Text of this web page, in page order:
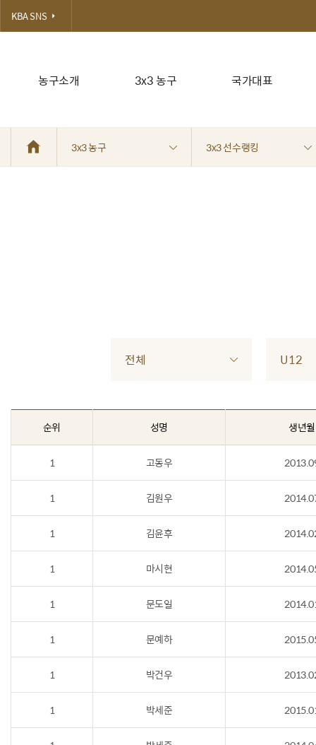
농구소개 3x3 농구 국가대표
KBA SNS
3x3 농구 3x3 선수랭킹
전체 U12
순위 성명 생년월
1 고동우
1 김원우
1 김윤후
1 마시현
1 문도일
1 문예하
1 박건우
1 박세준